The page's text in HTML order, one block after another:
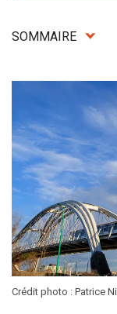
SOMMAIRE
Crédit photo : Patrice